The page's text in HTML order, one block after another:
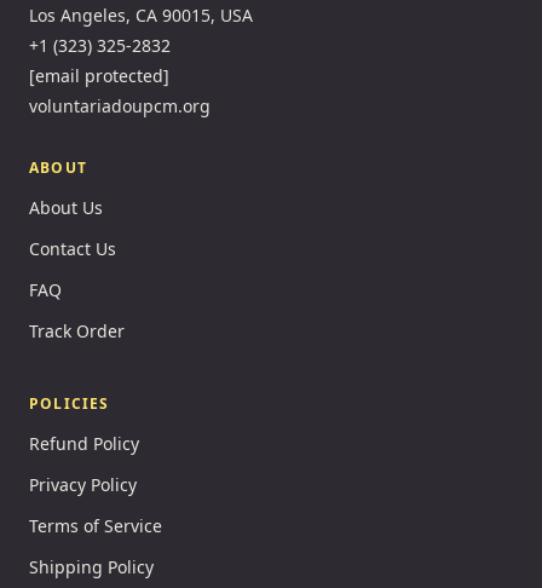
Los Angeles, CA 90015, USA
+1 (323) 325-2832
[email protected]
voluntariadoupcm.org
ABOUT
About Us
Contact Us
FAQ
Track Order
POLICIES
Refund Policy
Privacy Policy
Terms of Service
Shipping Policy